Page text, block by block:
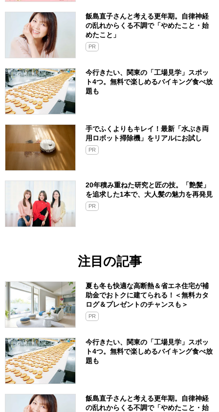
飯島直子さんと考える更年期。自律神経
の乱れからくる不調で「やめたこと・始
めたこと」
PR
今行きたい、関東の「工場見学」スポッ
ト4つ。無料で楽しめるバイキング食べ放
題も
手でふくよりもキレイ！最新「水ぶき両
用ロボット掃除機」をリアルにお試し
PR
20年積み重ねた研究と匠の技。「艶髪」
を追求した1本で、大人髪の魅力を再発見
PR
注目の記事
夏も冬も快適な高断熱＆省エネ住宅が補
助金でおトクに建てられる！＜無料カタ
ログ＆プレゼントのチャンスも＞
PR
今行きたい、関東の「工場見学」スポッ
ト4つ。無料で楽しめるバイキング食べ放
題も
飯島直子さんと考える更年期。自律神経
の乱れからくる不調で「やめたこと・始